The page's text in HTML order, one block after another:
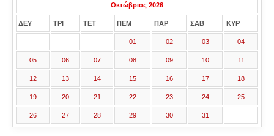
Οκτώβριος 2026
ΔΕΥ ΤΡΙ ΤΕΤ ΠΕΜ ΠΑΡ ΣΑΒ ΚΥΡ
01 02 03 04
05 06 07 08 09 10 11
12 13 14 15 16 17 18
19 20 21 22 23 24 25
26 27 28 29 30 31